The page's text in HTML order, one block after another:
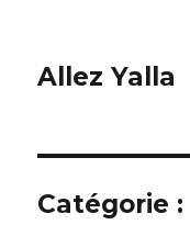
Allez Yalla
Catégorie :